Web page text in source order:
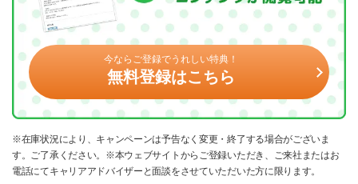
今ならご登録でうれしい特典！
無料登録はこちら
※在庫状況により、キャンペーンは予告なく変更・終了する場合がございま
す。ご了承ください。※本ウェブサイトからご登録いただき、ご来社またはお
電話にてキャリアアドバイザーと面談をさせていただいた方に限ります。